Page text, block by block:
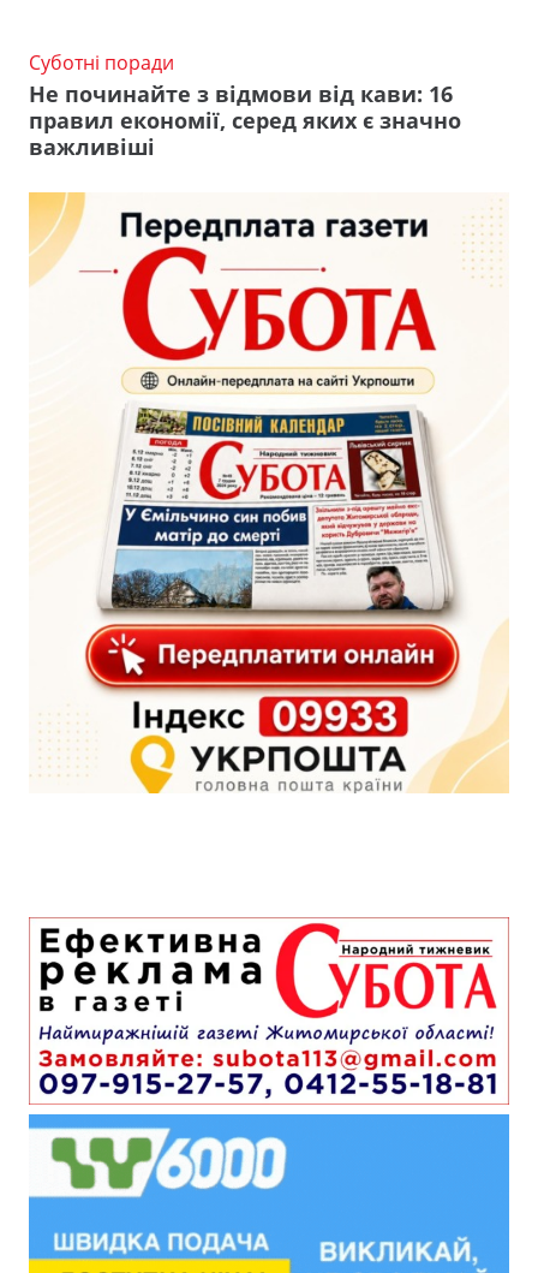
Суботні поради
Не починайте з відмови від кави: 16
правил економії, серед яких є значно
важливіші